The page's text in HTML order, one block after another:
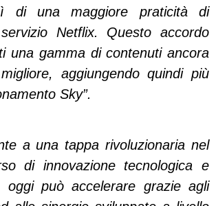
di una maggiore praticità di
Netflix. Questo accordo
una gamma di contenuti ancora
aggiungendo quindi più
Sky”.
a una tappa rivoluzionaria nel
di innovazione tecnologica e
oggi può accelerare grazie agli